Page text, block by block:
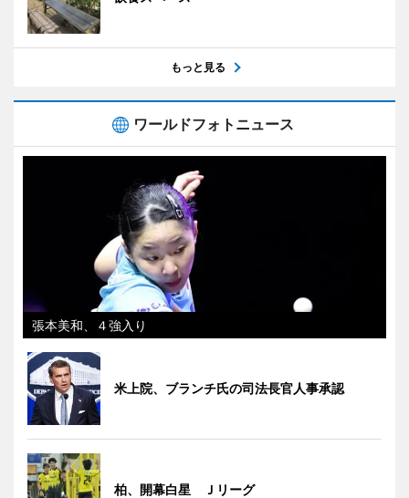
もっと見る
ワールドフォトニュース
張本美和、４強入り
米上院、ブランチ氏の司法長官人事承認
柏、開幕白星 Ｊリーグ